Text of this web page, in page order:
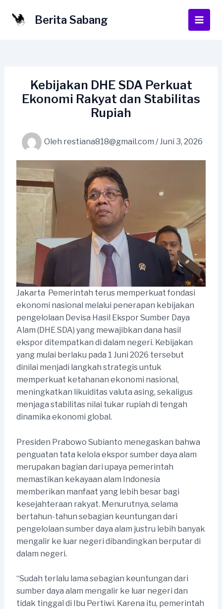
Berita Sabang
Main
Kebijakan DHE SDA Perkuat
Ekonomi Rakyat dan Stabilitas
Rupiah
Oleh restiana818@gmail.com /Juni 3, 2026
Jakarta  Pemerintah terus memperkuat fondasi
ekonomi nasional melalui penerapan kebijakan
pengelolaan Devisa Hasil Ekspor Sumber Daya
Alam (DHE SDA) yang mewajibkan dana hasil
ekspor ditempatkan di dalam negeri. Kebijakan
yang mulai berlaku pada 1 Juni 2026 tersebut
dinilai menjadi langkah strategis untuk
memperkuat ketahanan ekonomi nasional,
meningkatkan likuiditas valuta asing, sekaligus
menjaga stabilitas nilai tukar rupiah di tengah
dinamika ekonomi global.
Presiden Prabowo Subianto menegaskan bahwa
penguatan tata kelola ekspor sumber daya alam
merupakan bagian dari upaya pemerintah
memastikan kekayaan alam Indonesia
memberikan manfaat yang lebih besar bagi
kesejahteraan rakyat. Menurutnya, selama
bertahun-tahun sebagian keuntungan dari
pengelolaan sumber daya alam justru lebih banyak
mengalir ke luar negeri dibandingkan berputar di
dalam negeri.
“Sudah terlalu lama sebagian keuntungan dari
sumber daya alam mengalir ke luar negeri dan
tidak tinggal di Ibu Pertiwi. Karena itu, pemerintah